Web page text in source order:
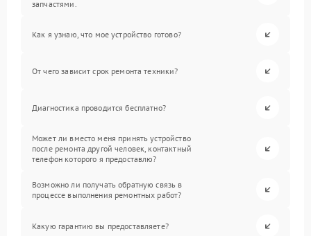
запчастями.
Как я узнаю, что мое устройство готово?
От чего зависит срок ремонта техники?
Диагностика проводится бесплатно?
Может ли вместо меня принять устройство
после ремонта другой человек, контактный
телефон которого я предоставлю?
Возможно ли получать обратную связь в
процессе выполнения ремонтных работ?
Какую гарантию вы предоставляете?